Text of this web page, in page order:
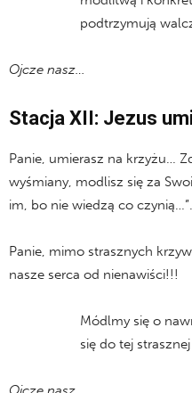
podtrzymują
Ojcze nasz…
Stacja XII: Jezus
Panie, umierasz na krzyżu…
wyśmiany, modlisz się za
im, bo nie wiedzą co
Panie, mimo strasznych
nasze serca od nienawiści!!!
Módlmy się o
się do tej